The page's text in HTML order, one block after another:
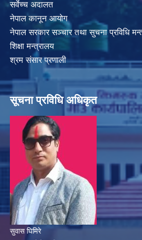
सर्वेच्च अदालत
नेपाल कानून आयोग
नेपाल सरकार सञ्चार तथा सुचना प्रविधि
शिक्षा मन्त्रालय
श्रम संसार प्रणाली
सूचना प्रविधि अधिकृत
सुवास घिमिरे